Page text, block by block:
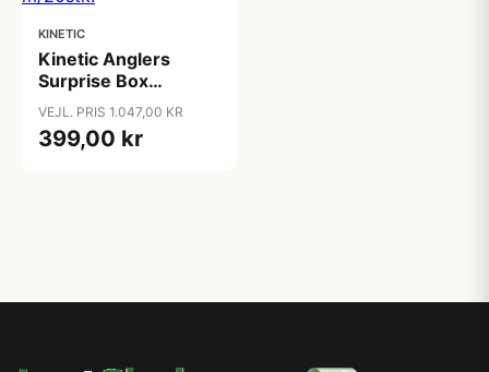
KINETIC
Kinetic Anglers
Surprise Box
Seatrout m/20stk.
VEJL. PRIS 1.047,00 KR
399,00 kr